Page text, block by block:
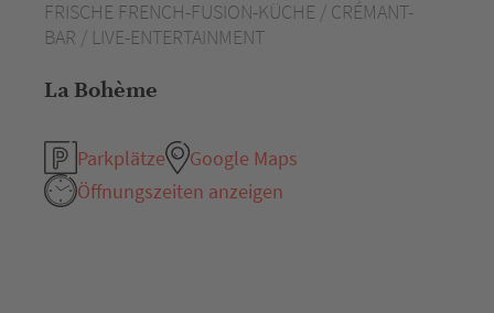
FRISCHE FRENCH-FUSION-KÜCHE / CRÉMANT-
BAR / LIVE-ENTERTAINMENT
La Bohème
Parkplätze
Google Maps
Öffnungszeiten anzeigen